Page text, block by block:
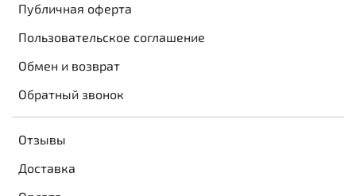
Публичная оферта
Пользовательское соглашение
Обмен и возврат
Обратный звонок
Отзывы
Доставка